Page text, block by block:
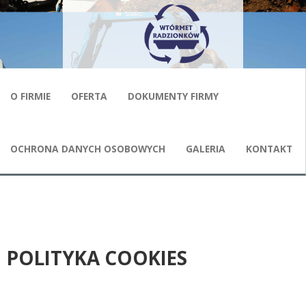
Przejdź do treściWtórmet
Radzionków
MENU GŁÓWNE
O FIRMIE OFERTA DOKUMENTY FIRMY
OCHRONA DANYCH OSOBOWYCH GALERIA KONTAKT
POLITYKA COOKIES